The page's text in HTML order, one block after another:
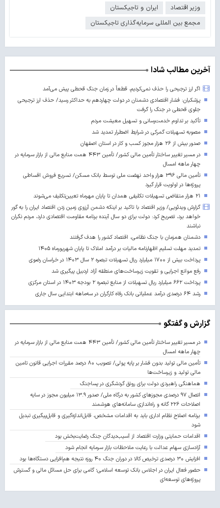
وزیر اقتصاد
ایران و تاجیکستان
مجمع بین المللی سرمایه‌گذاری تاجیکستان
آخرین مطالب شادا
اگر ارز ترجیحی را حذف نمی‌کردیم، قطعاً در زمان جنگ قحطی پیش می‌آمد
پزشکیان: فشار اقتصادی دشمنان در دولت چهاردهم به حداکثر رسید/ حذف ارز ترجیحی
جلوی قحطی در جنگ را گرفت
تأکید بر تداوم خدمت‌رسانی و تسهیل معیشت مردم
مصوبه تسهیلات گمرکی در شرایط اضطرار تمدید شد
صدور بیش از ۲۶ هزار مجوز کسب‌ و کار در استان اصفهان
در مسیر تغییر ساختار تأمین مالی کشور/ تأمین ۴۴۳ همت منابع مالی از بازار سرمایه در
چهار ماهه امسال
تأمین مالی ۳۹۶ هزار واحد نهضت ملی توسط بانک مسکن/ تسریع فروش اقساطی
پروژه‌ها در اولویت قرار گیرد
۲۱ هزار متقاضی تسهیلات تکلیفی همدان تا پایان مهرماه تعیین‌تکلیف می‌شوند
گزارش ویدئویی/ وزیر اقتصاد با تاکید بر اینکه دشمن آرزوی زمین زدن اقتصاد ایران را به گور
خواهد برد، تصریح کرد: دولت برای دو سال آینده برنامه مقاومت اقتصادی دارد، مردم نگران
نباشند
دشمنان همزمان با جنگ نظامی، اقتصاد کشور را هدف گرفتند
تمدید مهلت تسلیم اظهارنامه مالیات بر درآمد املاک تا پایان شهریورماه ۱۴۰۵
پرداخت بیش از ۱۷۰۰ میلیارد ریال تسهیلات تبصره ۲ سال ۱۴۰۳ در خراسان رضوی
رفع موانع اجرایی و تقویت زیرساخت‌های منطقه آزاد اردبیل پیگیری شد
پرداخت ۶۶۲ میلیارد ریال تسهیلات از منابع تبصره ۲ بودجه ۱۴۰۳ در استان مرکزی
رشد ۶۴ درصدی درآمد عملیاتی بانک رفاه کارگران در سه‌ماهه ابتدایی سال جاری
گزارش و گفتگو
در مسیر تغییر ساختار تأمین مالی کشور/ تأمین ۴۴۳ همت منابع مالی از بازار سرمایه در
چهار ماهه امسال
تأمین مالی تولید بدون فشار بر پایه پولی/ تصویب ۸۰ درصد مقررات اجرایی قانون تامین
مالی تولید و زیرساخت‌ها
هماهنگی راهبردی دولت برای رونق گردشگری در پساجنگ
اتصال ۹۷ درصدی مجوزهای کشور به درگاه ملی/ صدور ۱۳.۹ میلیون مجوز در سایه
اصلاحات ۲۲۶ گانه و راه‌اندازی سامانه‌های هوشمند
برنامه اصلاح نظام اداری باید به اقدامات مشخص، قابل‌اندازه‌گیری و قابل‌پیگیری تبدیل
شود
اقدامات حمایتی وزارت اقتصاد از آسیب‌دیدگان جنگ رضایت‌بخش بود
آزادسازی سهام عدالت با رعایت ملاحظات بازار سرمایه انجام شود
افزایش ۳۰ درصدی ترخیص کالا در دوران جنگ ۴۰ روزه نتیجه هم‌افزایی دستگاه‌ها بود
حضور فعال ایران در اجلاس بانک توسعه اسلامی؛ گامی برای حل مسائل مالی و گسترش
پروژه‌های توسعه‌ای